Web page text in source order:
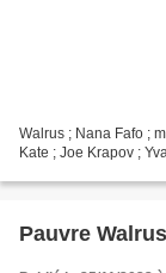
Walrus ; Nana Fafo ;
Kate ; Joe Krapov ;
Pauvre